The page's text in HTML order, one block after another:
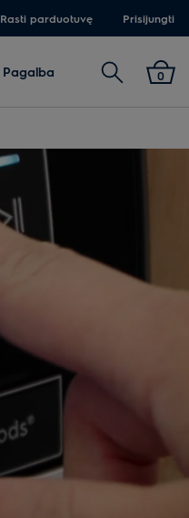
Rasti parduotuvę Prisijungti
Pagalba Paieška 0